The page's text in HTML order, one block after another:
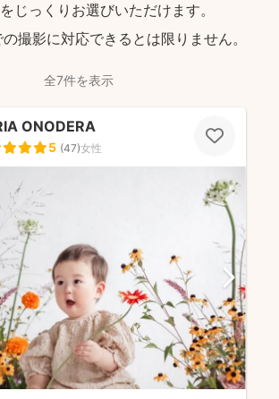
じっくりお選びいただけます。
撮影に対応できるとは限りません。
全7件を表示
ONODERA
5 (47)女性